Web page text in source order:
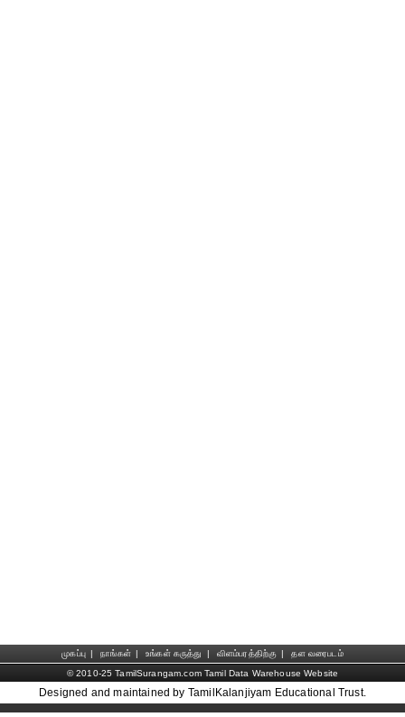
முகப்பு | நாங்கள் | உங்கள் கருத்து | விளம்பரத்திற்கு |
தள வரைபடம்
© 2010-25 TamilSurangam.com Tamil Data Warehouse Website
Designed and maintained by TamilKalanjiyam Educational Trust.